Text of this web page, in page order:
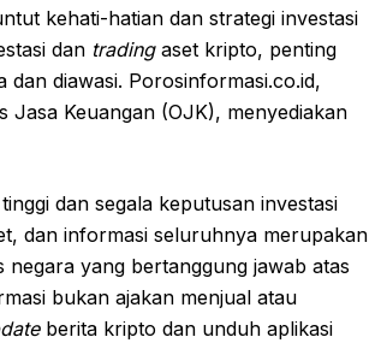
kehati-hatian dan strategi investasi
dan tradingaset kripto, penting
diawasi. Porosinformasi.co.id,
Jasa Keuangan (OJK), menyediakan
dan segala keputusan investasi
dan informasi seluruhnya merupakan
yang bertanggung jawab atas
bukan ajakan menjual atau
berita kripto dan unduh aplikasi